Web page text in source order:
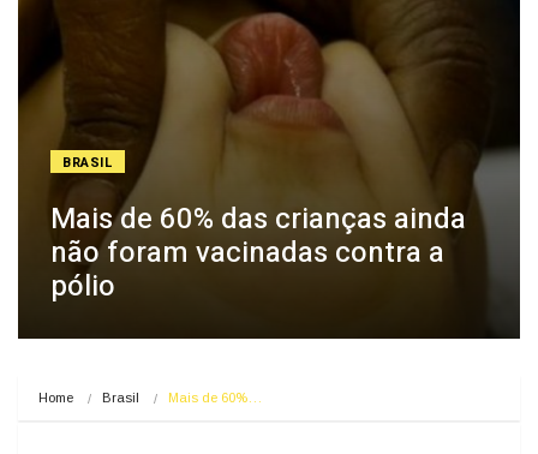
BRASIL
Mais de 60% das crianças ainda
não foram vacinadas contra a
pólio
Home Brasil Mais de 60%…